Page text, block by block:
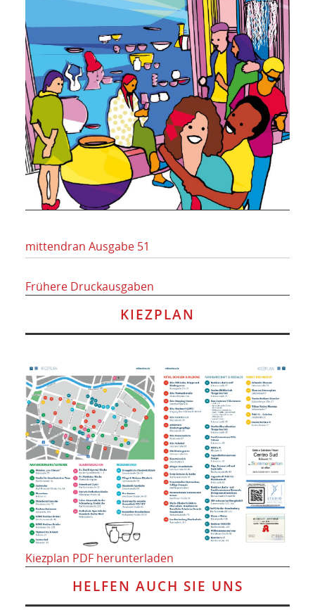
mittendran Ausgabe 51
Frühere Druckausgaben
KIEZPLAN
Kiezplan PDF herunterladen
HELFEN AUCH SIE UNS